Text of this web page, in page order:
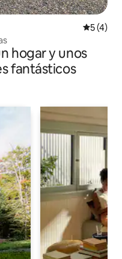
5 (4)
hogar y unos
fantásticos